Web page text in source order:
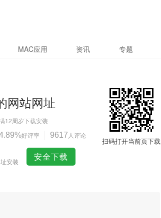
MAC应用 资讯 专题
网站网址
12周岁下载安装
好评率 9617 人评论
安装
安全下载
扫码打开当前页下载